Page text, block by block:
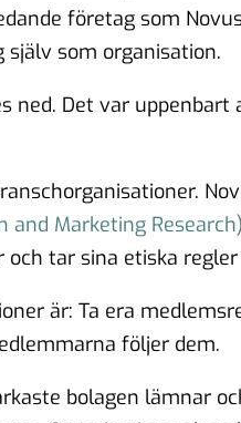
företag som
själv som organisation.
ned. Det var
and Marketing Research)
tar sina etiska
är: Ta era
följer dem.
bolagen lämnar